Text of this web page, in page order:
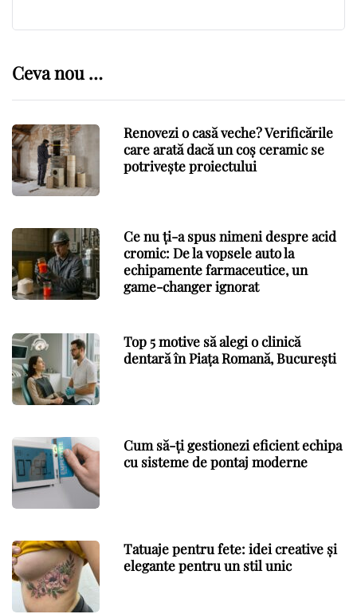
Ceva nou …
Renovezi o casă veche? Verificările
care arată dacă un coș ceramic se
potrivește proiectului
Ce nu ți-a spus nimeni despre acid
cromic: De la vopsele auto la
echipamente farmaceutice, un
game-changer ignorat
Top 5 motive să alegi o clinică
dentară în Piața Romană, București
Cum să-ți gestionezi eficient echipa
cu sisteme de pontaj moderne
Tatuaje pentru fete: idei creative și
elegante pentru un stil unic